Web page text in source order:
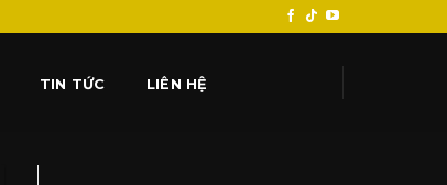
TIN TỨC LIÊN HỆ